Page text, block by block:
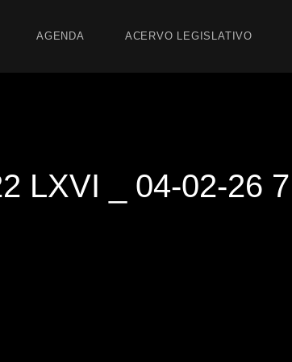
AGENDA ACERVO LEGISLATIVO
LXVI _ 04-02-26 7